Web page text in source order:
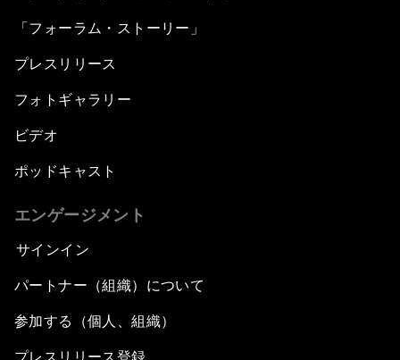
「フォーラム・ストーリー」
プレスリリース
フォトギャラリー
ビデオ
ポッドキャスト
エンゲージメント
サインイン
パートナー（組織）について
参加する（個人、組織）